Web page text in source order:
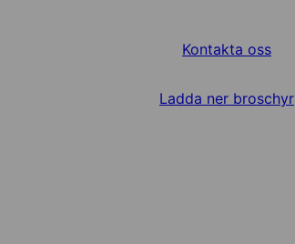
Kontakta oss
Ladda ner broschyr